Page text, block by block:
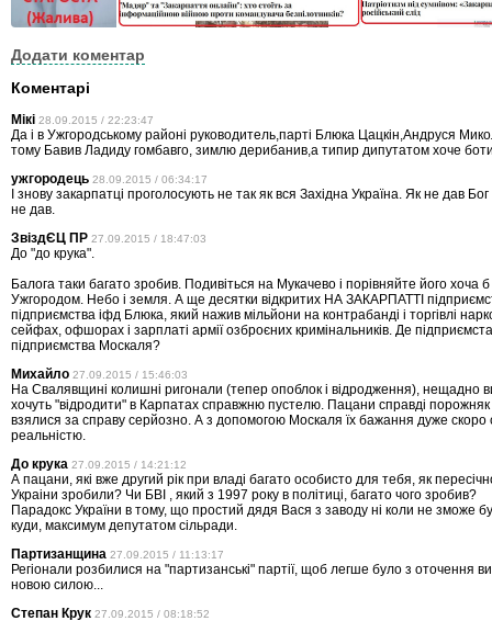
Додати коментар
Коментарі
Мікі 28.09.2015 / 22:23:47
Да і в Ужгородському районі руководитель,парті Блюка Цацкін,Андруся
тому Бавив Ладиду гомбавго, зимлю дерибанив,а типир дипутатом хоче
ужгородець 28.09.2015 / 06:34:17
І знову закарпатці проголосують не так як вся Західна Україна. Як не дав
не дав.
ЗвіздЄЦ ПР 27.09.2015 / 18:47:03
До "до крука".
Балога таки багато зробив. Подивіться на Мукачево і порівняйте його хоча
Ужгородом. Небо і земля. А ще десятки відкритих НА ЗАКАРПАТТІ
підприємства іфд Блюка, який нажив мільйони на контрабанді і торгівлі
сейфах, офшорах і зарплаті армії озброєних кримінальників. Де
підприємства Москаля?
Михайло 27.09.2015 / 15:46:03
На Свалявщині колишні ригонали (тепер опоблок і відродження), нещадно
хочуть "відродити" в Карпатах справжню пустелю. Пацани справді порожняк
взялися за справу серйозно. А з допомогою Москаля їх бажання дуже скоро
реальністю.
До крука 27.09.2015 / 14:21:12
А пацани, які вже другий рік при владі багато особисто для тебя, як
Украіни зробили? Чи БВІ , який з 1997 року в політиці, багато чого зробив?
Парадокс України в тому, що простий дядя Вася з заводу ні коли не зможе
куди, максимум депутатом сільради.
Партизанщина 27.09.2015 / 11:13:17
Регіонали розбилися на "партизанські" партії, щоб легше було з оточення
новою силою...
Степан Крук 27.09.2015 / 08:18:52